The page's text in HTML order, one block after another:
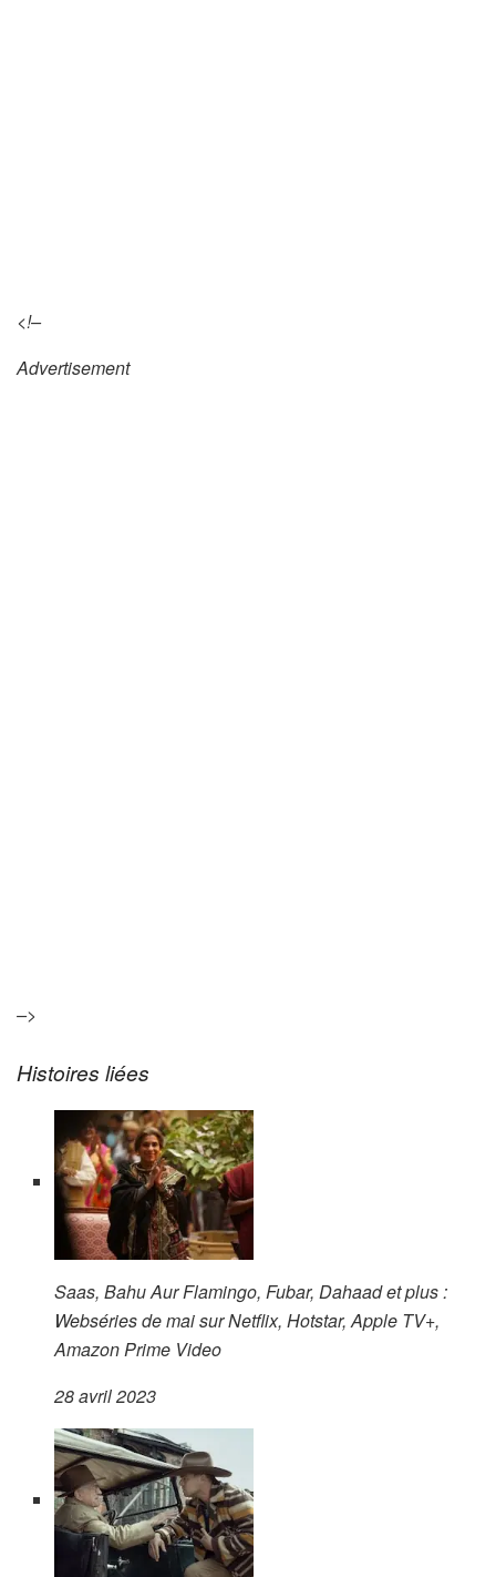
<!–
Advertisement
–>
Histoires liées
Saas, Bahu Aur Flamingo, Fubar, Dahaad et plus :
Webséries de mai sur Netflix, Hotstar, Apple TV+,
Amazon Prime Video
28 avril 2023